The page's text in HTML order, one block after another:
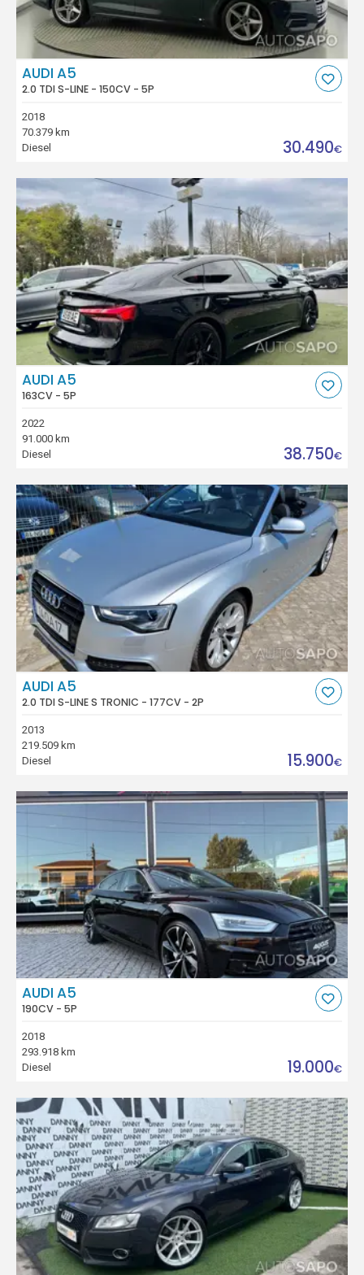
AUDI A5
2.0 TDI S-LINE - 150CV - 5P
2018
70.379 km
Diesel
30.490€
AUDI A5
163CV - 5P
2022
91.000 km
Diesel
38.750€
AUDI A5
2.0 TDI S-LINE S TRONIC - 177CV - 2P
2013
219.509 km
Diesel
15.900€
AUDI A5
190CV - 5P
2018
293.918 km
Diesel
19.000€